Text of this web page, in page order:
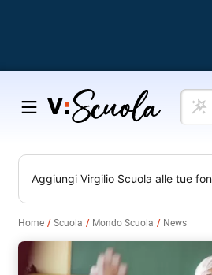
Salta
contenuto
Cosa
vuoi
Aggiungi Virgilio Scuola alle tue
Home Scuola Mondo Scuola News